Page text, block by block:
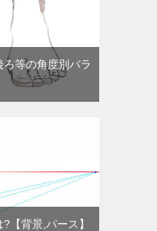
等の角度別バラ
【背景,パース】